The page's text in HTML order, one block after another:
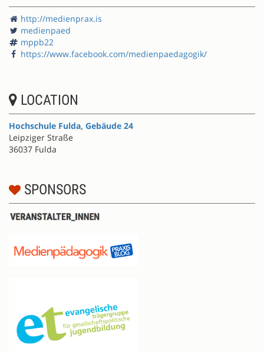
http://medienprax.is
medienpaed
mppb22
https://www.facebook.com/medienpaedagogik/
LOCATION
Hochschule Fulda, Gebäude 24
Leipziger Straße
36037 Fulda
SPONSORS